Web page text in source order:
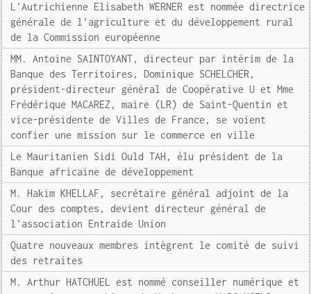
L'Autrichienne Elisabeth WERNER est nommée directrice
générale de l'agriculture et du développement rural
de la Commission européenne
MM. Antoine SAINTOYANT, directeur par intérim de la
Banque des Territoires, Dominique SCHELCHER,
président-directeur général de Coopérative U et Mme
Frédérique MACAREZ, maire (LR) de Saint-Quentin et
vice-présidente de Villes de France, se voient
confier une mission sur le commerce en ville
Le Mauritanien Sidi Ould TAH, élu président de la
Banque africaine de développement
M. Hakim KHELLAF, secrétaire général adjoint de la
Cour des comptes, devient directeur général de
l'association Entraide Union
Quatre nouveaux membres intègrent le comité de suivi
des retraites
M. Arthur HATCHUEL est nommé conseiller numérique et